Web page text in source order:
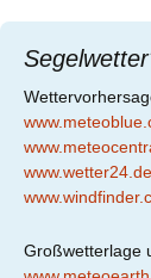
www.wetter24.de
Großwetterlage